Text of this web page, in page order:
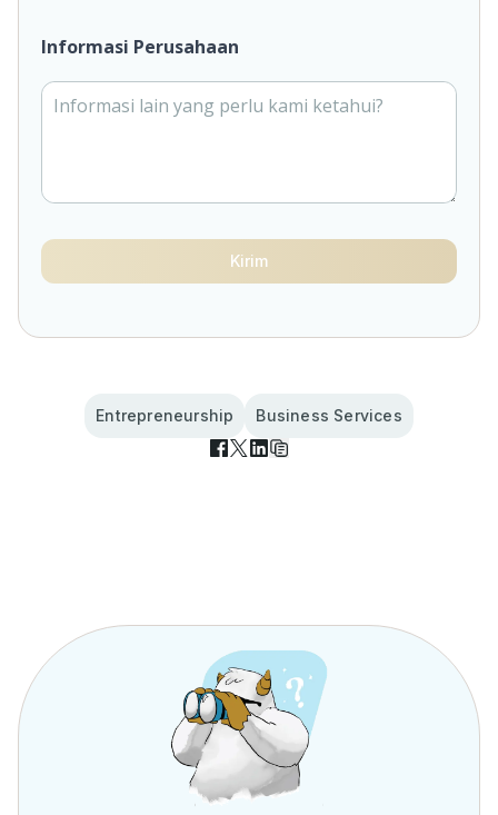
Informasi Perusahaan
Kirim
Entrepreneurship Business Services